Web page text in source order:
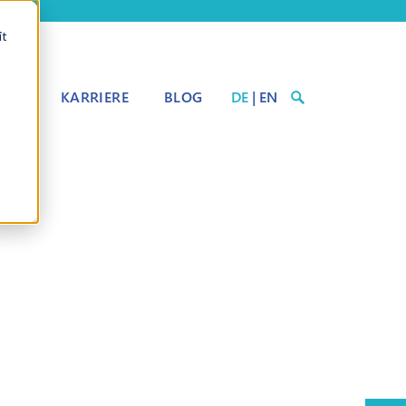
KARRIERE BLOG DE| EN